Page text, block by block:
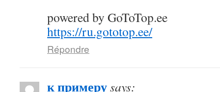
powered by GoToTop.ee
https://ru.gototop.ee/
Répondre
к примеруsays: